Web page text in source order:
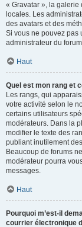
« Gravatar », la galerie
locales. Les
des avatars et des
Si vous ne pouvez pas
administrateur du
Haut
Quel est mon rang et
Les rangs, qui
votre activité selon le
certains utilisateurs
modérateurs. Dans la
modifier le texte des
publiant inutilement
Beaucoup de forums
modérateur pourra
messages.
Haut
Pourquoi m’est-il
courrier électronique